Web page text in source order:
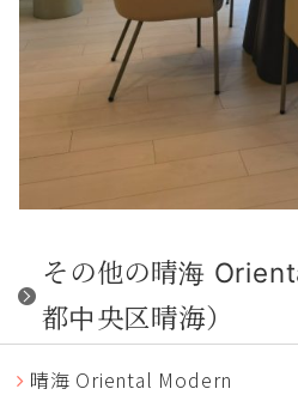
その他の晴海
都中央区晴海）
晴海 Oriental Modern